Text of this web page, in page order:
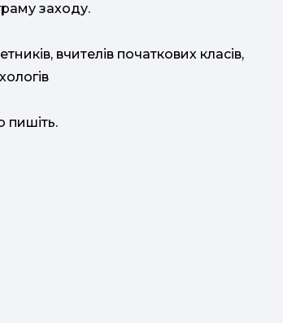
заходу.
вчителів початкових класів,
пишіть.